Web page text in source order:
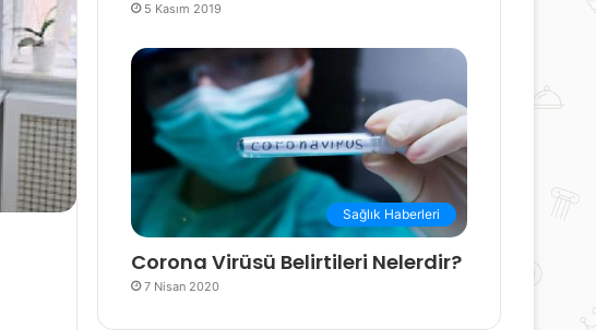
5 Kasım 2019
Sağlık Haberleri
Corona Virüsü Belirtileri Nelerdir?
7 Nisan 2020